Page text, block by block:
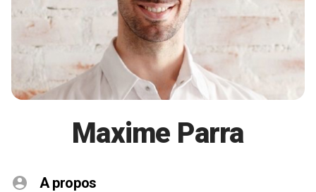
Maxime Parra
A propos